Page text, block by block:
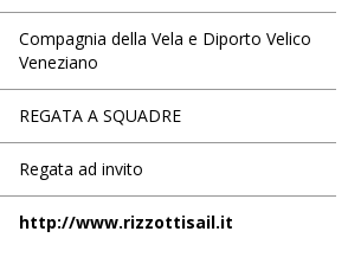
Compagnia della Vela e Diporto Velico
Veneziano
REGATA A SQUADRE
Regata ad invito
http://www.rizzottisail.it